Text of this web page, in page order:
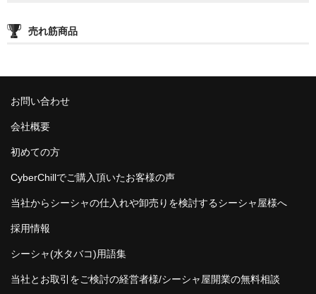
Maklaud
HMS
ChillCloud(チルクラウド）
AL FAKHER(アルファーヘル）
オデュマン
Cobra Blanc
売れ筋商品
お問い合わせ
会社概要
初めての方
CyberChillでご購入頂いたお客様の声
当社からシーシャの仕入れや卸売りを検討するシーシャ屋様へ
採用情報
シーシャ(水タバコ)用語集
当社とお取引をご検討の経営者様/シーシャ屋開業の無料相談